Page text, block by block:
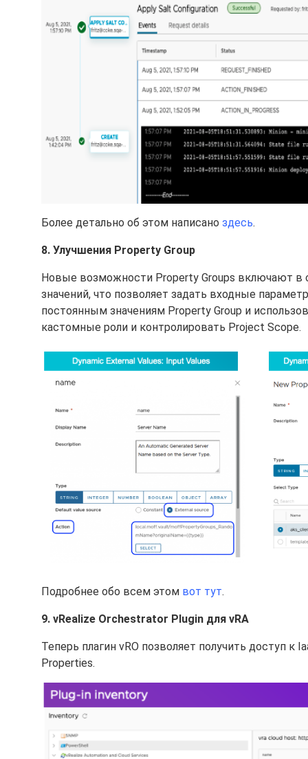
Более детально об этом написано здесь.
8. Улучшения Property Group
Новые возможности Property Groups включают в
значений, что позволяет задать входные
постоянным значениям Property Group и
кастомные роли и контролировать Project Scope.
Подробнее обо всем этом вот тут.
9. vRealize Orchestrator Plugin для vRA
Теперь плагин vRO позволяет получить доступ к
Properties.